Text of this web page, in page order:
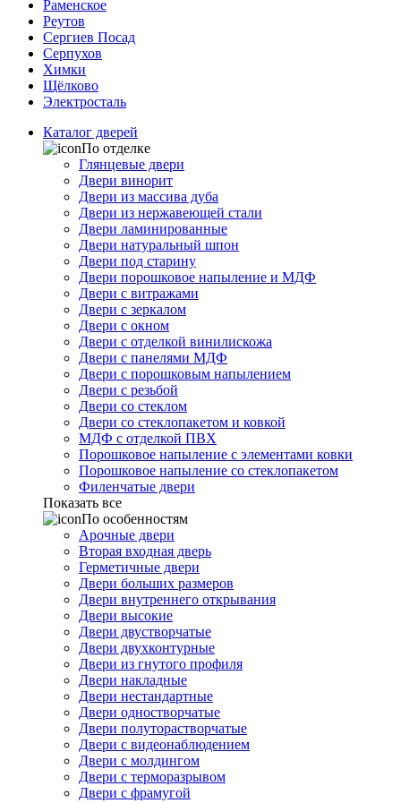
Раменское
Реутов
Сергиев Посад
Серпухов
Химки
Щёлково
Электросталь
Каталог дверей
По отделке
Глянцевые двери
Двери винорит
Двери из массива дуба
Двери из нержавеющей стали
Двери ламинированные
Двери натуральный шпон
Двери под старину
Двери порошковое напыление и МДФ
Двери с витражами
Двери с зеркалом
Двери с окном
Двери с отделкой винилискожа
Двери с панелями МДФ
Двери с порошковым напылением
Двери с резьбой
Двери со стеклом
Двери со стеклопакетом и ковкой
МДФ с отделкой ПВХ
Порошковое напыление с элементами ковки
Порошковое напыление со стеклопакетом
Филенчатые двери
Показать все
По особенностям
Арочные двери
Вторая входная дверь
Герметичные двери
Двери больших размеров
Двери внутреннего открывания
Двери высокие
Двери двустворчатые
Двери двухконтурные
Двери из гнутого профиля
Двери накладные
Двери нестандартные
Двери одностворчатые
Двери полуторастворчатые
Двери с видеонаблюдением
Двери с молдингом
Двери с терморазрывом
Двери с фрамугой